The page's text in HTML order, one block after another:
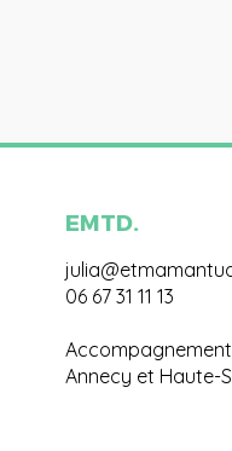
EMTD.
06 67 31 11 13
Annecy et Haute-